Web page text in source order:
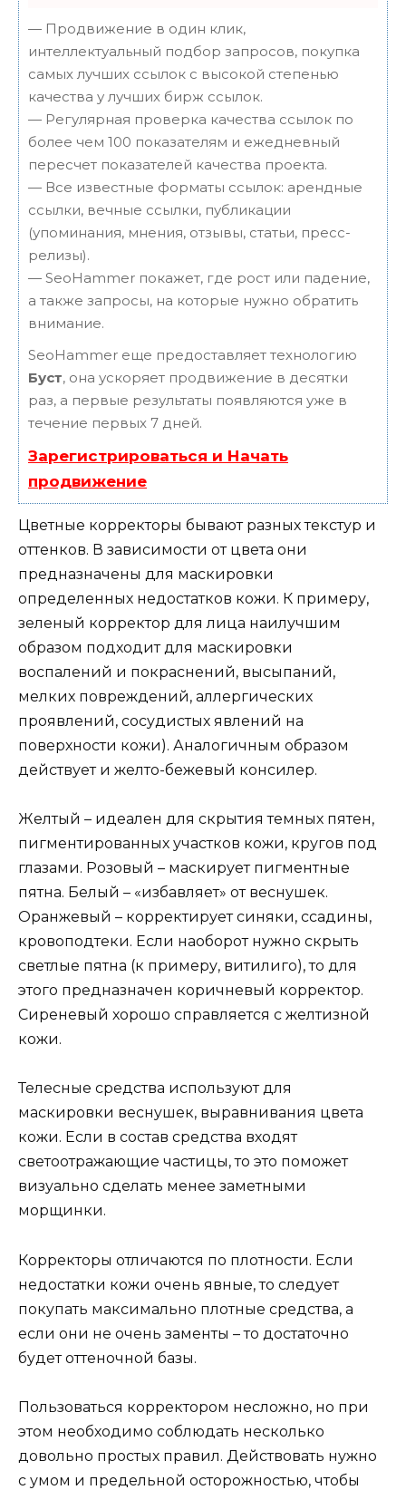
— Продвижение в один клик,
интеллектуальный подбор запросов, покупка
самых лучших ссылок с высокой степенью
качества у лучших бирж ссылок.
— Регулярная проверка качества ссылок по
более чем 100 показателям и ежедневный
пересчет показателей качества проекта.
— Все известные форматы ссылок: арендные
ссылки, вечные ссылки, публикации
(упоминания, мнения, отзывы, статьи, пресс-
релизы).
— SeoHammer покажет, где рост или падение,
а также запросы, на которые нужно обратить
внимание.
SeoHammer еще предоставляет технологию
Буст, она ускоряет продвижение в десятки
раз, а первые результаты появляются уже в
течение первых 7 дней.
Зарегистрироваться и Начать
продвижение
Цветные корректоры бывают разных текстур и
оттенков. В зависимости от цвета они
предназначены для маскировки
определенных недостатков кожи. К примеру,
зеленый корректор для лица наилучшим
образом подходит для маскировки
воспалений и покраснений, высыпаний,
мелких повреждений, аллергических
проявлений, сосудистых явлений на
поверхности кожи). Аналогичным образом
действует и желто-бежевый консилер.
Желтый – идеален для скрытия темных пятен,
пигментированных участков кожи, кругов под
глазами. Розовый – маскирует пигментные
пятна. Белый – «избавляет» от веснушек.
Оранжевый – корректирует синяки, ссадины,
кровоподтеки. Если наоборот нужно скрыть
светлые пятна (к примеру, витилиго), то для
этого предназначен коричневый корректор.
Сиреневый хорошо справляется с желтизной
кожи.
Телесные средства используют для
маскировки веснушек, выравнивания цвета
кожи. Если в состав средства входят
светоотражающие частицы, то это поможет
визуально сделать менее заметными
морщинки.
Корректоры отличаются по плотности. Если
недостатки кожи очень явные, то следует
покупать максимально плотные средства, а
если они не очень заменты – то достаточно
будет оттеночной базы.
Пользоваться корректором несложно, но при
этом необходимо соблюдать несколько
довольно простых правил. Действовать нужно
с умом и предельной осторожностью, чтобы